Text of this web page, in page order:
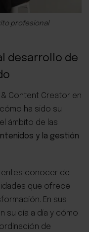
profesional
desarrollo de
Content Creator en
ha sido su
ámbito de las
y la gestión
conocer de
que ofrece
En sus
su día a día y cómo
de